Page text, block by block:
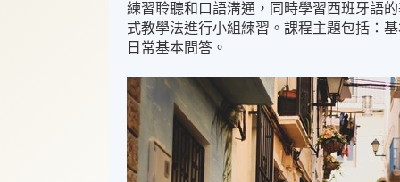
練習聆聽和口語溝通，同時學習西班牙語
式教學法進行小組練習。課程主題包括：
日常基本問答。